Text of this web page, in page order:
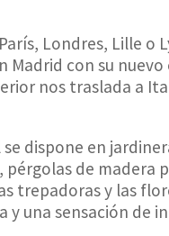
Londres, Lille
Madrid con su
nos traslada a
dispone en
de
trepadoras y las
y una sensación de